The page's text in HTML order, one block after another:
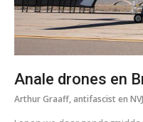
Anale drones en
Arthur Graaff, antifascist en